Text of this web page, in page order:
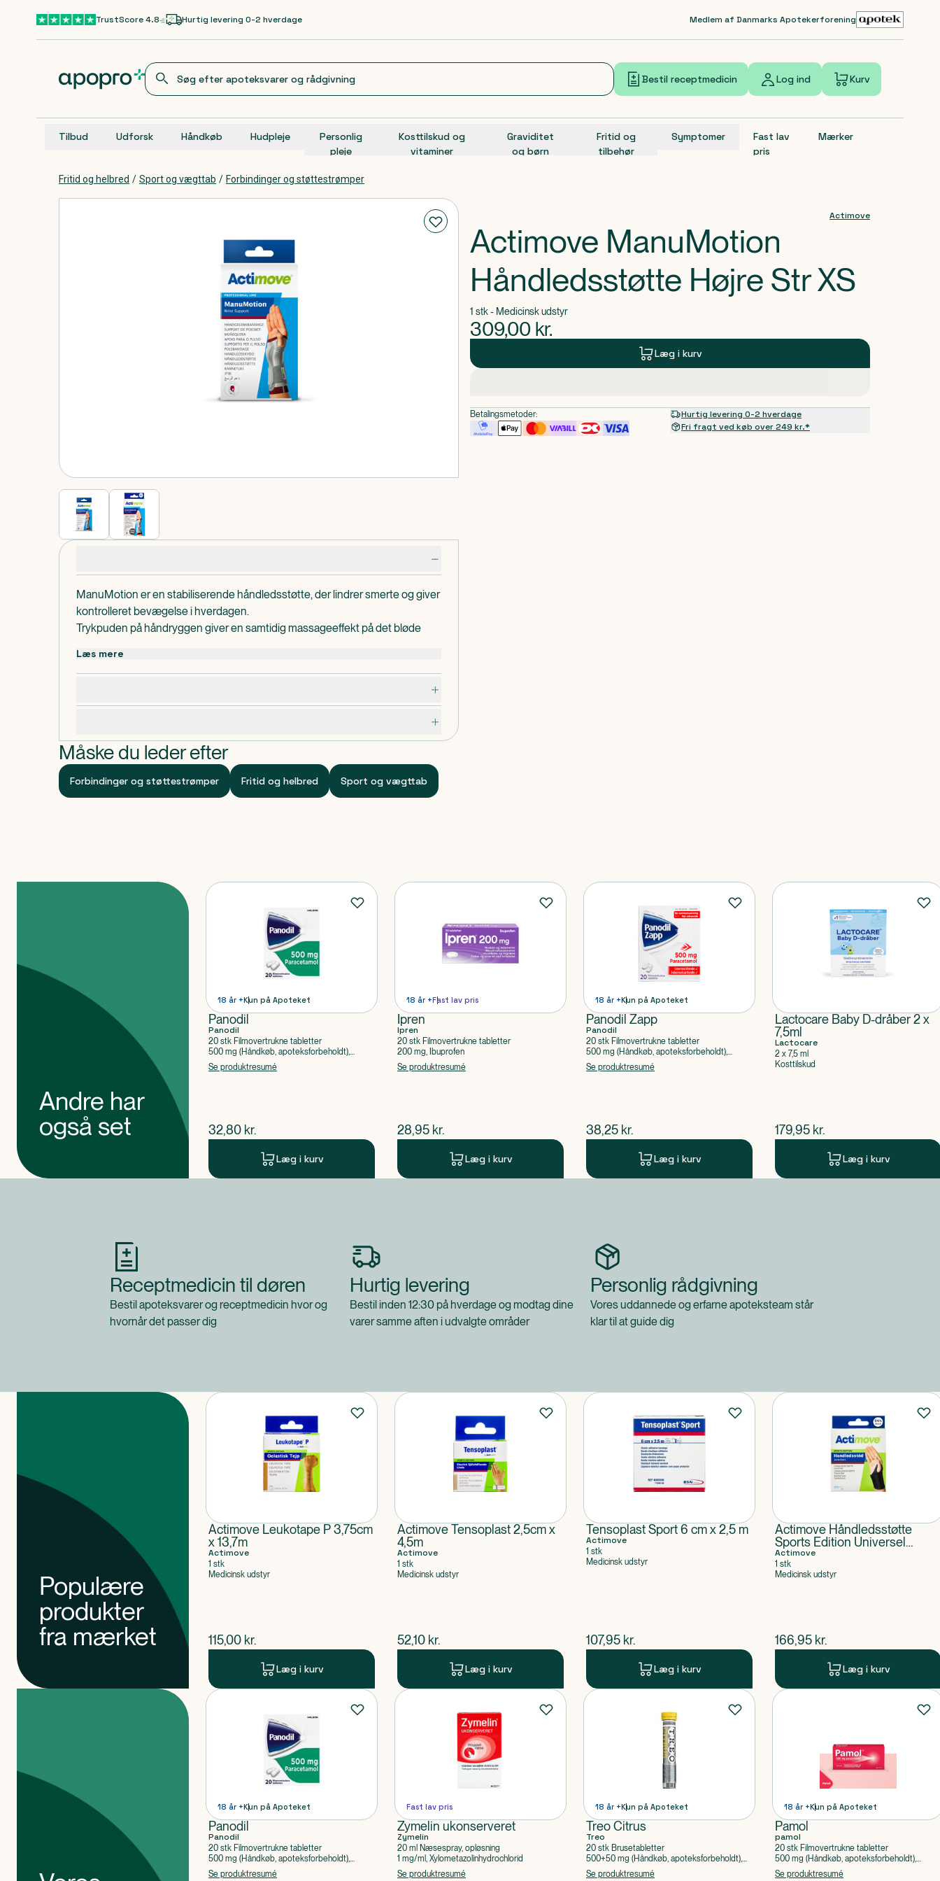
Gå til hovedindholdTrustScore 4.8 Hurtig levering 0-2 hverdage Medlem af Danmarks Apotekerforening
Bestil receptmedicin Log ind Kurv
Tilbud Udforsk Håndkøb Hudpleje
Personlig
pleje
Kosttilskud og
vitaminer
Graviditet
og børn
Fritid og
tilbehør
Symptomer
Fast lav
pris
Mærker
Fritid og helbred / Sport og vægttab / Forbindinger og støttestrømper
ManuMotion er en stabiliserende håndledsstøtte, der lindrer smerte og giver
kontrolleret bevægelse i hverdagen.
Trykpuden på håndryggen giver en samtidig massageeffekt på det bløde
Bemærkning
Enhver alvorlig hændelse, som er forekommet i forbindelse med dette
Læs mere
Måske du leder efter
Forbindinger og støttestrømper Fritid og helbred Sport og vægttab
Actimove
Actimove ManuMotion
Håndledsstøtte Højre Str XS
1 stk - Medicinsk udstyr
309,00 kr.
Læg i kurv
Betalingsmetoder:
Hurtig levering 0-2 hverdage
Fri fragt ved køb over 249 kr.*
Andre har
også set
18 år +Kun på Apoteket
Panodil
Panodil
20 stk Filmovertrukne tabletter
500 mg (Håndkøb, apoteksforbeholdt),
Paracetamol
Se produktresumé
$nuværende pris
32,80 kr.
Læg i kurv
18 år +Fast lav pris
Ipren
Ipren
20 stk Filmovertrukne tabletter
200 mg, Ibuprofen
Se produktresumé
$nuværende pris
28,95 kr.
Læg i kurv
18 år +Kun på Apoteket
Panodil Zapp
Panodil
20 stk Filmovertrukne tabletter
500 mg (Håndkøb, apoteksforbeholdt),
Paracetamol
Se produktresumé
$nuværende pris
38,25 kr.
Læg i kurv
Lactocare Baby D-dråber 2 x
7,5ml
Lactocare
2 x 7,5 ml
Kosttilskud
$nuværende pris
179,95 kr.
Læg i kurv
Receptmedicin til døren
Bestil apoteksvarer og receptmedicin hvor og
hvornår det passer dig
Hurtig levering
Bestil inden 12:30 på hverdage og modtag dine
varer samme aften i udvalgte områder
Personlig rådgivning
Vores uddannede og erfarne apoteksteam står
klar til at guide dig
Populære
produkter
fra mærket
Actimove Leukotape P 3,75cm
x 13,7m
Actimove
1 stk
Medicinsk udstyr
$nuværende pris
115,00 kr.
Læg i kurv
Actimove Tensoplast 2,5cm x
4,5m
Actimove
1 stk
Medicinsk udstyr
$nuværende pris
52,10 kr.
Læg i kurv
Tensoplast Sport 6 cm x 2,5 m
Actimove
1 stk
Medicinsk udstyr
$nuværende pris
107,95 kr.
Læg i kurv
Actimove Håndledsstøtte
Sports Edition Universel
størrelse
Actimove
1 stk
Medicinsk udstyr
$nuværende pris
166,95 kr.
Læg i kurv
18 år +Kun på Apoteket
Panodil
Panodil
20 stk Filmovertrukne tabletter
500 mg (Håndkøb, apoteksforbeholdt),
Paracetamol
Se produktresumé
Fast lav pris
Zymelin ukonserveret
Zymelin
20 ml Næsespray, opløsning
1 mg/ml, Xylometazolinhydrochlorid
Se produktresumé
18 år +Kun på Apoteket
Treo Citrus
Treo
20 stk Brusetabletter
500+50 mg (Håndkøb, apoteksforbeholdt),
Acetylsalicylsyre, Caffein
Se produktresumé
18 år +Kun på Apoteket
Pamol
pamol
20 stk Filmovertrukne tabletter
500 mg (Håndkøb, apoteksforbeholdt),
Paracetamol
Se produktresumé